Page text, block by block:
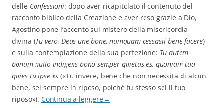
delle Confessioni: dopo aver ricapitolato il contenuto del
racconto biblico della Creazione e aver reso grazie a Dio,
Agostino pone l’accento sul mistero della misericordia
divina (Tu vero, Deus une bone, numquam cessasti bene facere)
e sulla contemplazione della sua perfezione: Tu autem
bonum nullo indigens bono semper quietus es, quoniam tua
quies tu ipse es («Tu invece, bene che non necessita di alcun
bene, sei sempre in riposo, poiché tu stesso sei il tuo
riposo»). Continua a leggere→